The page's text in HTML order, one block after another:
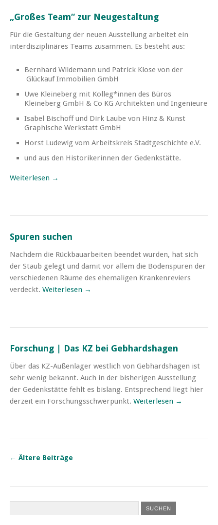
„Großes Team“ zur Neugestaltung
Für die Gestaltung der neuen Ausstellung arbeitet ein
interdisziplinäres Teams zusammen. Es besteht aus:
Bernhard Wildemann und Patrick Klose von der
Glückauf Immobilien GmbH
Uwe Kleineberg mit Kolleg*innen des Büros
Kleineberg GmbH & Co KG Architekten und Ingenieure
Isabel Bischoff und Dirk Laube von Hinz & Kunst
Graphische Werkstatt GmbH
Horst Ludewig vom Arbeitskreis Stadtgeschichte e.V.
und aus den Historikerinnen der Gedenkstätte.
Weiterlesen →
Spuren suchen
Nachdem die Rückbauarbeiten beendet wurden, hat sich
der Staub gelegt und damit vor allem die Bodenspuren der
verschiedenen Räume des ehemaligen Krankenreviers
verdeckt. Weiterlesen →
Forschung | Das KZ bei Gebhardshagen
Über das KZ-Außenlager westlich von Gebhardshagen ist
sehr wenig bekannt. Auch in der bisherigen Ausstellung
der Gedenkstätte fehlt es bislang. Entsprechend liegt hier
derzeit ein Forschungsschwerpunkt. Weiterlesen →
← Ältere Beiträge